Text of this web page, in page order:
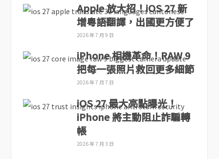
Apple 放大招！iOS 27 新
增粵語翻譯，出國更方便了
2026 年 7 月 9 日
iPhone 相機革命！RAW 9
把每一張照片救回更多細節
2026 年 7 月 7 日
iOS 27 最大亮點曝光！
iPhone 將主動阻止詐騙轉
帳
2026 年 7 月 3 日